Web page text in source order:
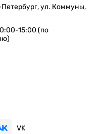
Петербург, ул. Коммуны,
15:00 (по
VK